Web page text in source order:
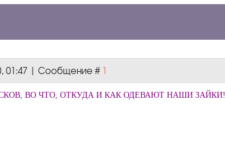
01:47 | Сообщение # 1
ВО ЧТО, ОТКУДА И КАК ОДЕВАЮТ НАШИ ЗАЙКИ!